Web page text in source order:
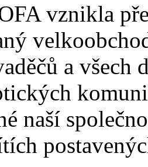
vznikla
a všech
naší